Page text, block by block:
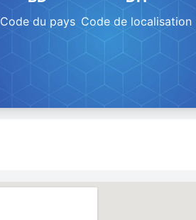
Code du pays Code de localisation